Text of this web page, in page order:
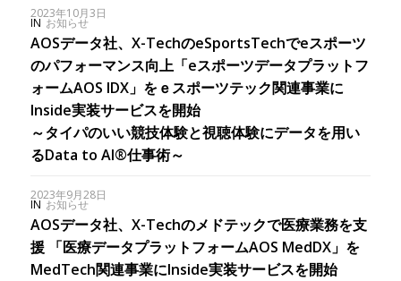
2023年10月3日
IN お知らせ
AOSデータ社、X-TechのeSportsTechでeスポーツ
のパフォーマンス向上「eスポーツデータプラットフ
ォームAOS IDX」をｅスポーツテック関連事業に
Inside実装サービスを開始
～タイパのいい競技体験と視聴体験にデータを用い
るData to AI®仕事術～
2023年9月28日
IN お知らせ
AOSデータ社、X-Techのメドテックで医療業務を支
援 「医療データプラットフォームAOS MedDX」を
MedTech関連事業にInside実装サービスを開始